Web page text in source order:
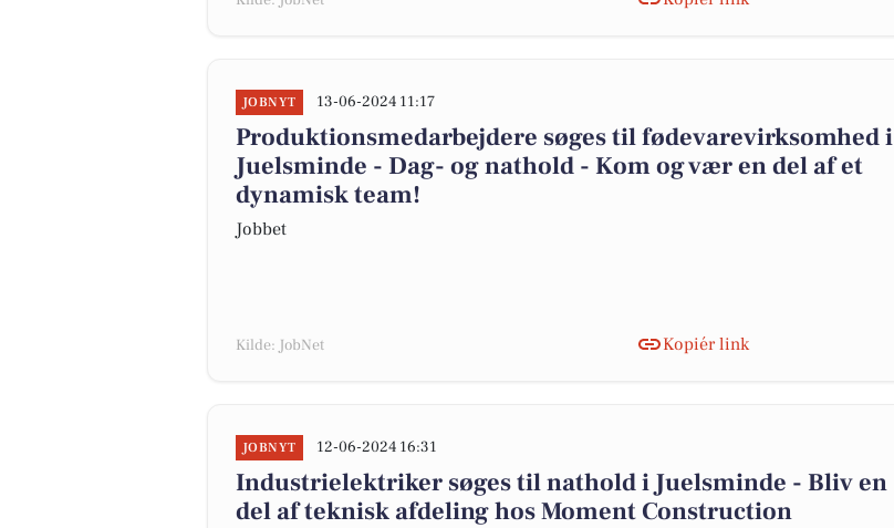
JOBNYT 13-06-2024 11:17
Produktionsmedarbejdere søges til fødevarevirksomhed i
Juelsminde - Dag- og nathold - Kom og vær en del af et
dynamisk team!
Jobbet
Kilde: JobNet Kopiér link
JOBNYT 12-06-2024 16:31
Industrielektriker søges til nathold i Juelsminde - Bliv en
del af teknisk afdeling hos Moment Construction